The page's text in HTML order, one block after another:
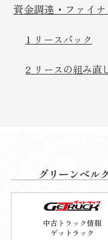
資金調達・ファイ
1 リースバック
2 リースの組み直
グリーンベル
中古トラック情報
ゲットラック